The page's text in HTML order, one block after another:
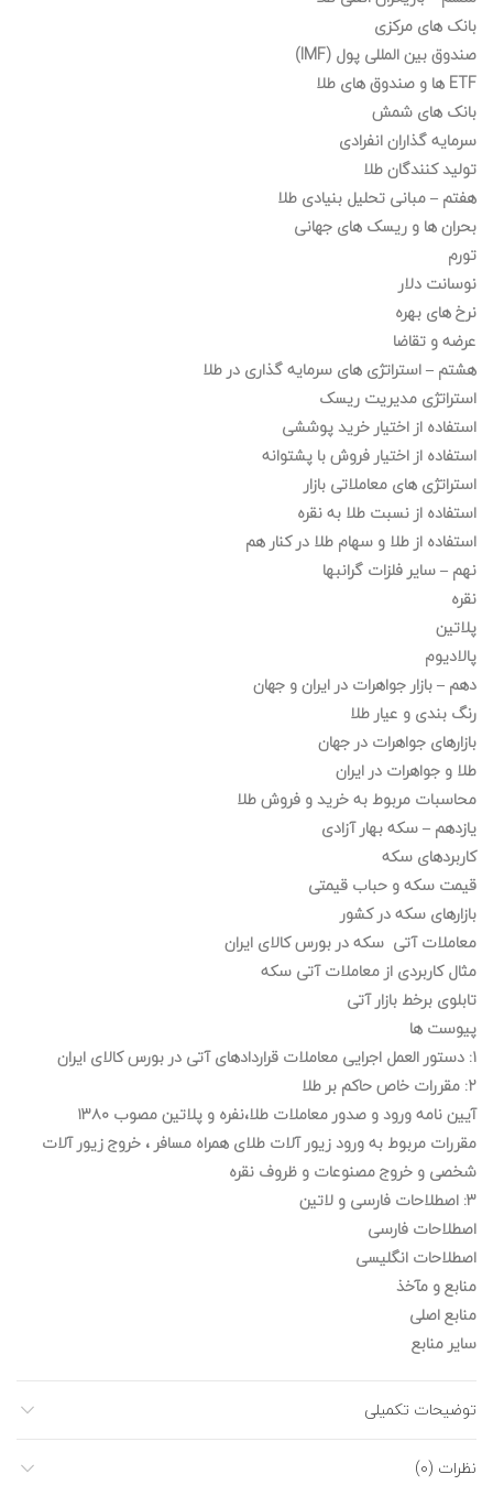
بانک های مرکزی
صندوق بین المللی پول (IMF)
ETF ها و صندوق های طلا
بانک های شمش
سرمایه گذاران انفرادی
تولید کنندگان طلا
هفتم – مبانی تحلیل بنیادی طلا
بحران ها و ریسک های جهانی
تورم
نوسانت دلار
نرخ های بهره
عرضه و تقاضا
هشتم – استراتژی های سرمایه گذاری در طلا
استراتژی مدیریت ریسک
استفاده از اختیار خرید پوششی
استفاده از اختیار فروش با پشتوانه
استراتژی های معاملاتی بازار
استفاده از نسبت طلا به نقره
استفاده از طلا و سهام طلا در کنار هم
نهم – سایر فلزات گرانبها
نقره
پلاتین
پالادیوم
دهم – بازار جواهرات در ایران و جهان
رنگ بندی و عیار طلا
بازارهای جواهرات در جهان
طلا و جواهرات در ایران
محاسبات مربوط به خرید و فروش طلا
یازدهم – سکه بهار آزادی
کاربردهای سکه
قیمت سکه و حباب قیمتی
بازارهای سکه در کشور
معاملات آتی سکه در بورس کالای ایران
مثال کاربردی از معاملات آتی سکه
تابلوی برخط بازار آتی
پیوست ها
۱: دستور العمل اجرایی معاملات قراردادهای آتی در بورس کالای ایران
۲: مقررات خاص حاکم بر طلا
آیین نامه ورود و صدور معاملات طلا،نفره و پلاتین مصوب ۱۳۸۰
مقررات مربوط به ورود زیور آلات طلای همراه مسافر ، خروج زیور آلات
شخصی و خروج مصنوعات و ظروف نقره
۳: اصطلاحات فارسی و لاتین
اصطلاحات فارسی
اصطلاحات انگلیسی
منابع و مآخذ
منابع اصلی
سایر منابع
توضیحات تکمیلی
نظرات (0)